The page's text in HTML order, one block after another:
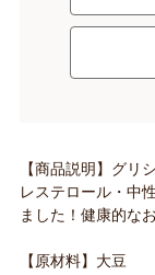
【商品説明】グリ
レステロール・中
ました！健康的な
【原材料】大豆